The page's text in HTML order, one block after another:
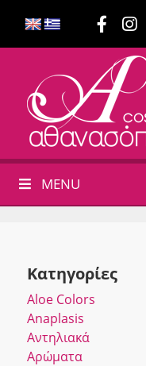
MENU
Κατηγορίες
Αloe Colors
Anaplasis
Αντηλιακά
Αρώματα